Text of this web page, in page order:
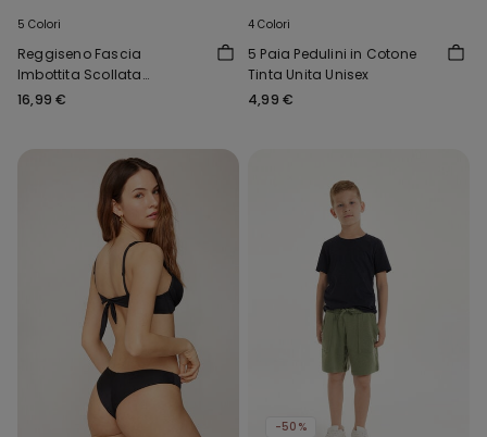
5 Colori
Reggiseno Fascia
Imbottita Scollata
Microfibra Riciclata
16,99 €
4 Colori
5 Paia Pedulini in Cotone
Tinta Unita Unisex
4,99 €
-50%